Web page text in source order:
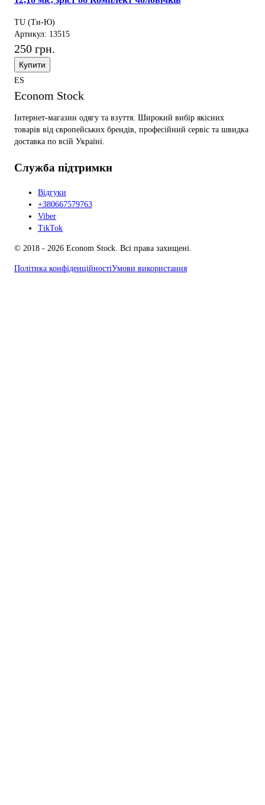
TU (Ти-Ю)
Артикул: 13515
250 грн.
Купити
ES
Econom Stock
Інтернет-магазин одягу та взуття. Широкий вибір якісних
товарів від європейських брендів, професійний сервіс та швидка
доставка по всій Україні.
Служба підтримки
Відгуки
+380667579763
Viber
TikTok
© 2018 - 2026 Econom Stock. Всі права захищені.
Політика конфіденційностіУмови використання